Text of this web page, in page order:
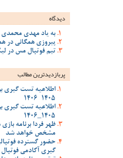
دیدگاه
به یاد مهدی محمدی
پیروزی همگانی در
تیم فوتبال مس در لیگ برتر 87_1386،
پربازدیدترین‌ مطالب
اطلاعیه تست گیری
1405-1406
اطلاعیه تست گیری
1405_1406
ظهر فردا برنامه
مشخص خواهد شد
حضور گسترده
گیری آکادمی